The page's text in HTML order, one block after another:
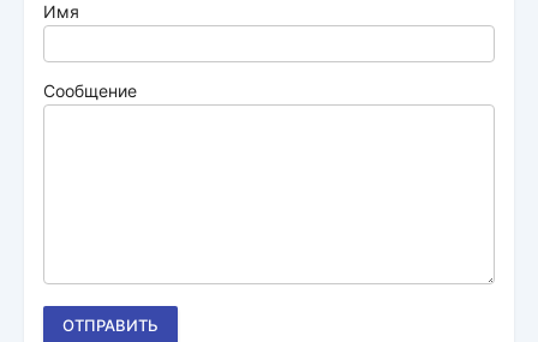
Имя
Сообщение
ОТПРАВИТЬ